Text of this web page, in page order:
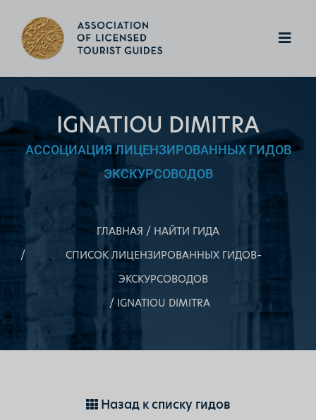
IGNATIOU DIMITRA
АССОЦИАЦИЯ ЛИЦЕНЗИРОВАННЫХ ГИДОВ
ЭКСКУРСОВОДОВ
ГЛАВНАЯ
НАЙТИ ГИДА
СПИСОК ЛИЦЕНЗИРОВАННЫХ ГИДОВ–
ЭКСКУРСОВОДОВ
IGNATIOU DIMITRA
Назад к списку гидов